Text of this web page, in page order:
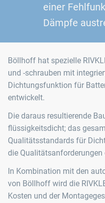
einer
Dämpfe
Böllhoff hat spezielle
und -schrauben mit
Dichtungsfunktion für
entwickelt.
Die daraus resultierende
flüssigkeitsdicht; das
Qualitätsstandards für
die
In Kombination mit den
von Böllhoff wird die
Kosten und der